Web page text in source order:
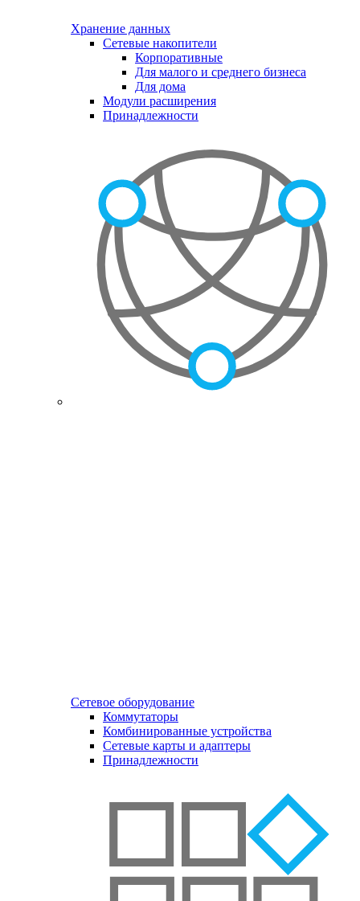
Хранение данных
Сетевые накопители
Корпоративные
Для малого и среднего бизнеса
Для дома
Модули расширения
Принадлежности
Сетевое оборудование
Коммутаторы
Комбинированные устройства
Сетевые карты и адаптеры
Принадлежности